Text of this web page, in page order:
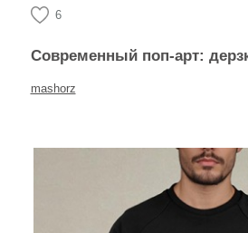
6
Современный поп-арт: дерзкий бюст
mashorz